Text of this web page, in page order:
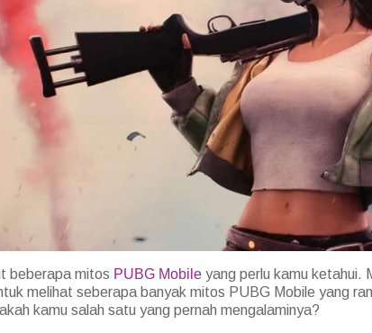
beberapa mitos PUBG Mobile yang perlu kamu ketahui.
melihat seberapa banyak mitos PUBG Mobile yang
kamu salah satu yang pernah mengalaminya?